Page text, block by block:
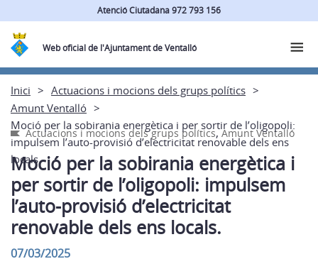
Atenció Ciutadana 972 793 156
Web oficial de l'Ajuntament de Ventalló
Inici
Actuacions i mocions dels grups polítics
Amunt Ventalló
Moció per la sobirania energètica i per sortir de l’oligopoli:
impulsem l’auto-provisió d’electricitat renovable dels ens
locals.
Actuacions i mocions dels grups polítics,Amunt Ventalló
Moció per la sobirania energètica i
per sortir de l’oligopoli: impulsem
l’auto-provisió d’electricitat
renovable dels ens locals.
07/03/2025